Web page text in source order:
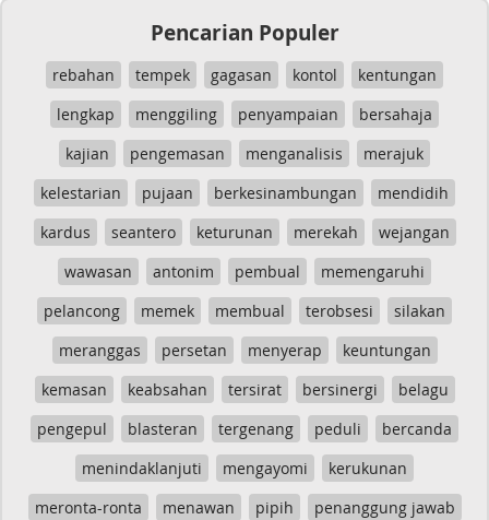
Pencarian Populer
rebahan tempek gagasan kontol
kentungan
lengkap
menggiling penyampaian
bersahaja
kajian
pengemasan menganalisis
merajuk
kelestarian
pujaan berkesinambungan
mendidih
kardus
seantero keturunan merekah
wejangan
wawasan
antonim pembual
memengaruhi
pelancong
memek membual terobsesi
silakan
meranggas
persetan menyerap
keuntungan
kemasan
keabsahan tersirat bersinergi
belagu
pengepul
blasteran tergenang peduli
bercanda
menindaklanjuti
mengayomi
kerukunan
meronta-ronta
menawan pipih
penanggung jawab